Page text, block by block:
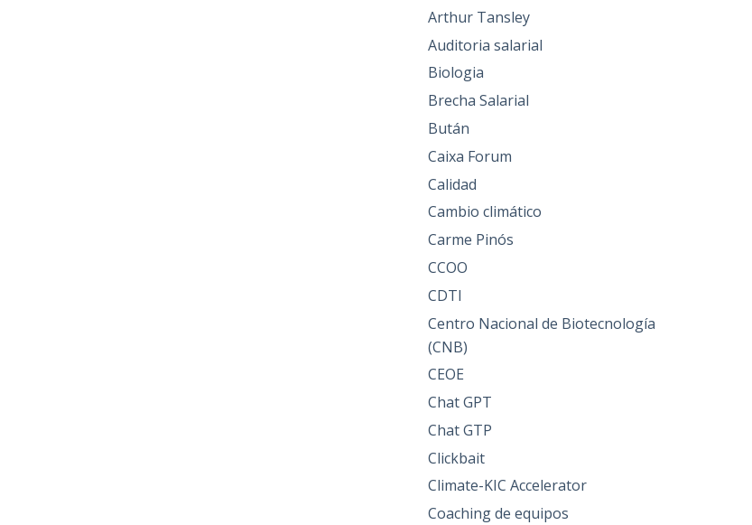
Arthur Tansley
Auditoria salarial
Biologia
Brecha Salarial
Bután
Caixa Forum
Calidad
Cambio climático
Carme Pinós
CCOO
CDTI
Centro Nacional de Biotecnología
(CNB)
CEOE
Chat GPT
Chat GTP
Clickbait
Climate-KIC Accelerator
Coaching de equipos